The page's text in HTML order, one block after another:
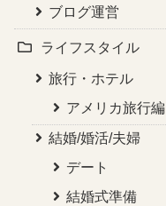
ブログ運営
ライフスタイル
旅行・ホテル
アメリカ旅行編
結婚/婚活/夫婦
デート
結婚式準備